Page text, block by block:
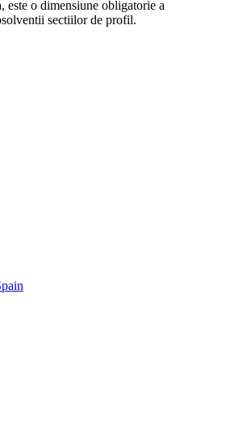
este o dimensiune obligatorie a
sectiilor de profil.